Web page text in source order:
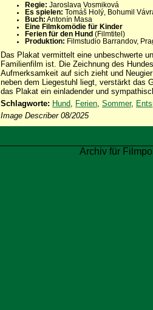
Regie: Jaroslava Vosmiková
Es spielen: Tomáš Holý, Bohumil
Buch: Antonín Masa
Eine Filmkomödie für Kinder
Ferien für den Hund (Filmtitel)
Produktion: Filmstudio Barrandov,
Das Plakat vermittelt eine unbeschwerte
Familienfilm ist. Die Zeichnung des
Aufmerksamkeit auf sich zieht und
neben dem Liegestuhl liegt, verstärkt das
das Plakat ein einladender und
Schlagworte: Hund, Ferien, Sommer,
Image Describer 08/2025
Archiv für